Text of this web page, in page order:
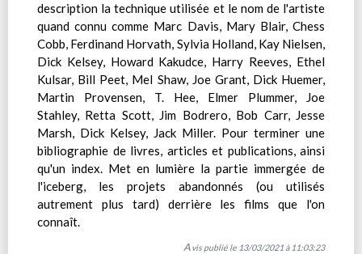
description la technique utilisée et le nom de l'artiste
quand connu comme Marc Davis, Mary Blair, Chess
Cobb, Ferdinand Horvath, Sylvia Holland, Kay Nielsen,
Dick Kelsey, Howard Kakudce, Harry Reeves, Ethel
Kulsar, Bill Peet, Mel Shaw, Joe Grant, Dick Huemer,
Martin Provensen, T. Hee, Elmer Plummer, Joe
Stahley, Retta Scott, Jim Bodrero, Bob Carr, Jesse
Marsh, Dick Kelsey, Jack Miller. Pour terminer une
bibliographie de livres, articles et publications, ainsi
qu'un index. Met en lumière la partie immergée de
l'iceberg, les projets abandonnés (ou utilisés
autrement plus tard) derrière les films que l'on
connaît.
Avis publié le 13/03/2021 à 11:03:23